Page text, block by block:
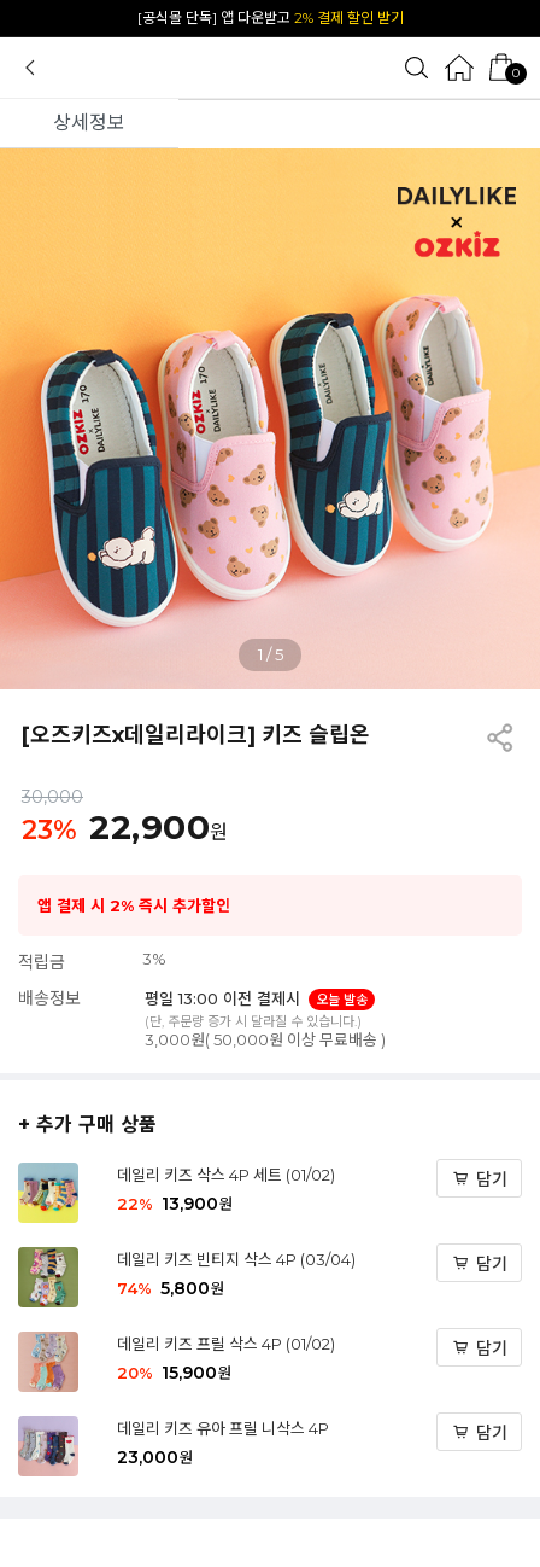
카카오 플친 추가하면1천원 즉시 할인 쿠폰
0
상세정보
1 /5
[오즈키즈x데일리라이크] 키즈 슬립온
30,000
23% 22,900원
앱 결제 시 2% 즉시 추가할인
적립금 3%
배송정보 평일 13:00 이전 결제시
오늘 발송
(단, 주문량 증가 시 달라질 수 있습니다.)
3,000원( 50,000원 이상 무료배송 )
+ 추가 구매 상품
데일리 키즈 삭스 4P 세트 (01/02)
22% 13,900원
담기
데일리 키즈 빈티지 삭스 4P (03/04)
74% 5,800원
담기
데일리 키즈 프릴 삭스 4P (01/02)
20% 15,900원
담기
데일리 키즈 유아 프릴 니삭스 4P
23,000원
담기